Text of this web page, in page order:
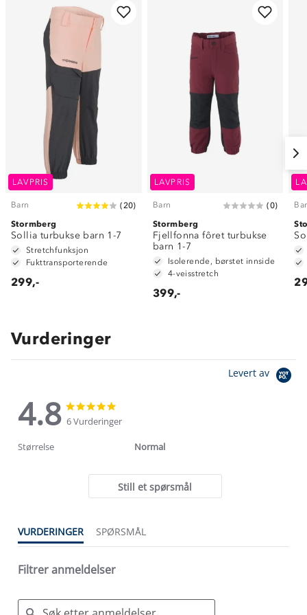
LAVPRIS
Barn ( 20)
Stormberg
Sollia turbukse barn 1-7
Stretchfunksjon
Fukttransporterende
299,-
LAVPRIS
Barn (0)
Stormberg
Fjellfonna fôret turbukse
barn 1-7
Isolerende, børstet innside
4-veisstretch
399,-
Vurderinger
Levert av
4.8
4.8
star
rating
star
6 Vurderinger
Størrelse Normal
Still et spørsmål
VURDERINGER SPØRSMÅL
Filtrer anmeldelser